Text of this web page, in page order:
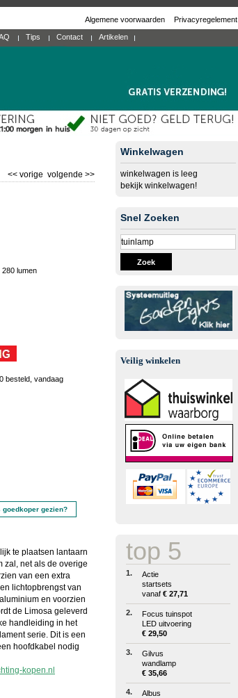
Algemene voorwaarden Privacyregelement
Tips Contact Artikelen
volgende >>
<< vorige
lumen
besteld, vandaag
goedkoper gezien?
te plaatsen lantaarn
zal, net als de overige
van een extra
lichtopbrengst van
en voorzien
de Limosa geleverd
handleiding in het
serie. Dit is een
hoofdkabel nodig
kopen.nl
Winkelwagen
winkelwagen is leeg
bekijk winkelwagen!
Snel Zoeken
Zoek
Veilig winkelen
top 5
1.
Actie
startsets
vanaf € 27,71
2.
Focus tuinspot
LED uitvoering
€ 29,50
3.
Gilvus
wandlamp
€ 35,66
4.
Albus